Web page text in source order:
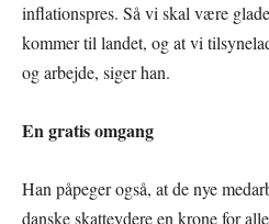
inflationspres. Så vi skal være
kommer til landet, og at vi
og arbejde, siger han.
En gratis omgang
Han påpeger også, at de nye
danske skatteydere en krone for